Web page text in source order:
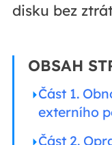
disku bez
OBSAH
Část 1.
externího
Část 2.